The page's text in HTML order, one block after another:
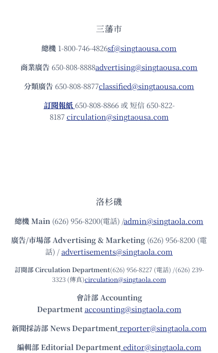
三藩市
總機 1-800-746-4826sf@singtaousa.com
商業廣告 650-808-8888advertising@singtaousa.com
分類廣告 650-808-8877classified@singtaousa.com
訂閱報紙 650-808-8866 或 短信 650-822-
8187circulation@singtaousa.com
洛杉磯
總機Main (626) 956-8200(電話) /admin@singtaola.com
廣告/市場部Advertising & Marketing (626) 956-8200 (電
話) /advertisements@singtaola.com
訂閱部 Circulation Department(626) 956-8227 (電話) /(626) 239-
3323 (傳真)circulation@singtaola.com
會計部 Accounting
Department accounting@singtaola.com
新聞採訪部 News Department reporter@singtaola.com
編輯部 Editorial Department editor@singtaola.com